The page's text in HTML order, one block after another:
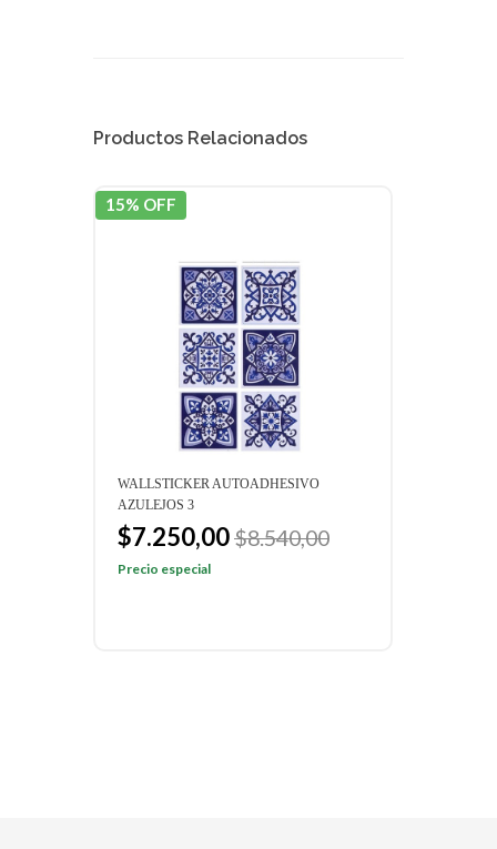
Productos Relacionados
15% OFF
WALLSTICKER AUTOADHESIVO
AZULEJOS 3
$7.250,00$8.540,00
Precio especial